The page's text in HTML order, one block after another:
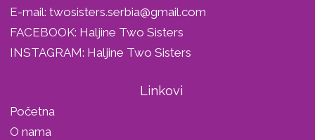
E-mail:twosisters.serbia@gmail.com
FACEBOOK: Haljine Two Sisters
INSTAGRAM: Haljine Two Sisters
Linkovi
Početna
O nama